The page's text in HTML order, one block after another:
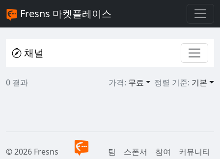
Fresns 마켓플레이스
채널
0 결과 가격: 무료 정렬 기준: 기본
© 2026 Fresns 팀 스폰서 참여 커뮤니티